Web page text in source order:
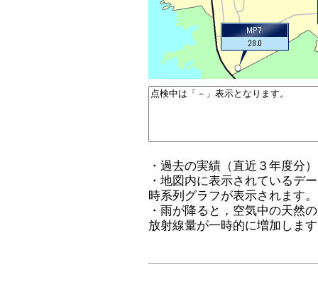
・過去の実績（直近３年度分
・地図内に表示されているデ
時系列グラフが表示されます。
・雨が降ると，空気中の天然
放射線量が一時的に増加しま